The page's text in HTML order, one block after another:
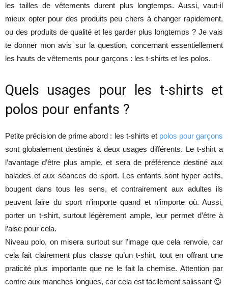
les tailles de vêtements durent plus longtemps. Aussi, vaut-il
mieux opter pour des produits peu chers à changer rapidement,
ou des produits de qualité et les garder plus longtemps ? Je vais
te donner mon avis sur la question, concernant essentiellement
les hauts de vêtements pour garçons : les t-shirts et les polos.
Quels usages pour les t-shirts et
polos pour enfants ?
Petite précision de prime abord : les t-shirts et polos pour garçons
sont globalement destinés à deux usages différents. Le t-shirt a
l’avantage d’être plus ample, et sera de préférence destiné aux
balades et aux séances de sport. Les enfants sont hyper actifs,
bougent dans tous les sens, et contrairement aux adultes ils
peuvent faire du sport n’importe quand et n’importe où. Aussi,
porter un t-shirt, surtout légèrement ample, leur permet d’être à
l’aise pour cela.
Niveau polo, on misera surtout sur l’image que cela renvoie, car
cela fait clairement plus classe qu’un t-shirt, tout en offrant une
praticité plus importante que ne le fait la chemise. Attention par
contre aux manches longues, car cela est facilement salissant 😉